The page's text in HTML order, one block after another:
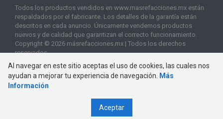
Todos los productos vendidos en www.masrefacciones.mx están
respaldados por el fabricante. Los detalles de la garantía están
descritos en cada anuncio. Únicamente vendemos productos
nuevos y de calidad que garantizan el correcto funcionamiento.
Copyright © 2026 másrefacciones.mx | Todos los derechos
reservados
Al navegar en este sitio aceptas el uso de cookies, las cuales nos
ayudan a mejorar tu experiencia de navegación.
Más
Información
Aceptar